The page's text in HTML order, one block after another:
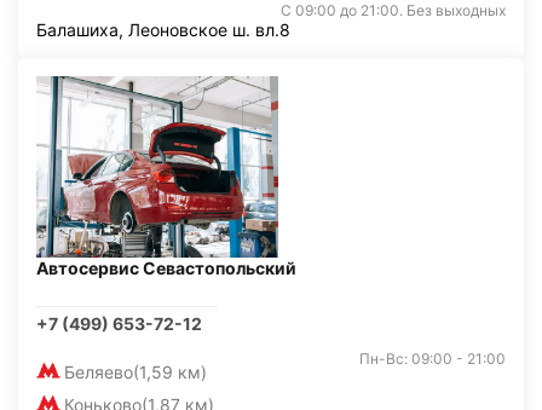
С 09:00 до 21:00. Без выходных
Балашиха, Леоновское ш. вл.8
Автосервис Севастопольский
+7 (499) 653-72-12
Беляево(1,59 км)
Коньково(1,87 км)
Пн-Вс: 09:00 - 21:00